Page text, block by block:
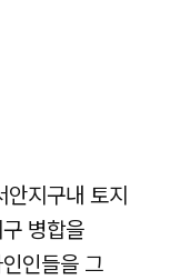
안지구내 토지
병합을
인들을 그